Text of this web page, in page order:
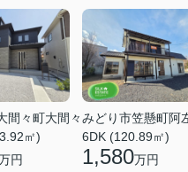
間々町大間々
㎡)
円
みどり市笠懸町阿
6DK (120.89㎡)
1,580万円